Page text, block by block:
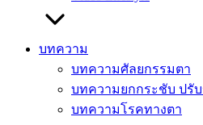
บทความ
บทความศัลยกรรมตา
บทความยกกระชับ ปรั
บทความโรคทางตา